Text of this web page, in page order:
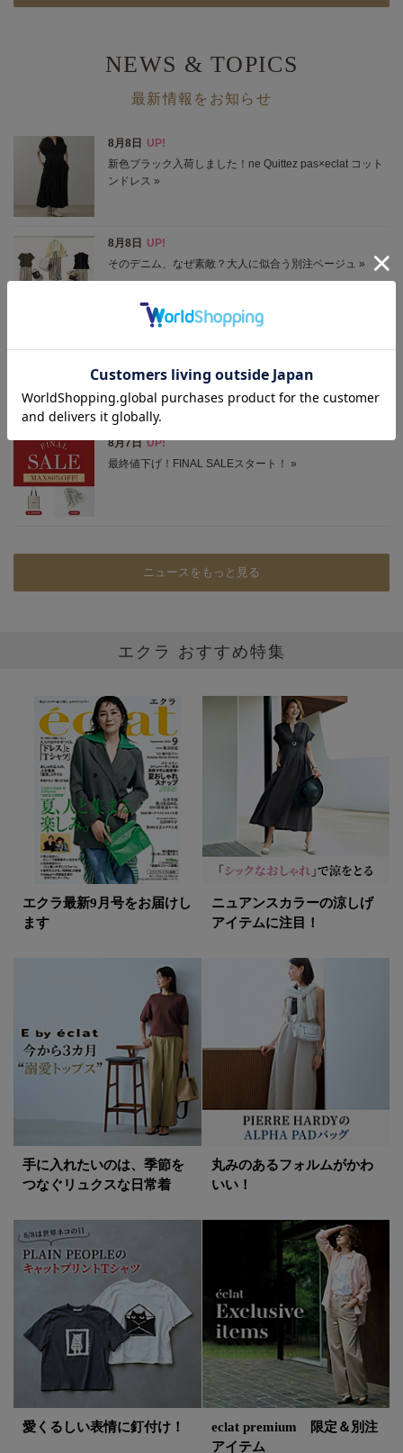
E by éclat「夏のムードに似合う服」
プリントやレース、エレガントなデザインで差をつけて
「NEO大人ベイカーパンツ」脚長見えする理由を解説特集
きれいめにもカジュアルにも着回せる理由を詳しくご紹介。
NEWS & TOPICS
最新情報をお知らせ
ニュースをもっと見る
エクラ おすすめ特集
エクラ最新9月号をお届けし
ます
ニュアンスカラーの涼しげ
アイテムに注目！
手に入れたいのは、季節を
つなぐリュクスな日常着
丸みのあるフォルムがかわ
いい！
愛くるしい表情に釘付け！
eclat premium 限定＆別注
アイテム